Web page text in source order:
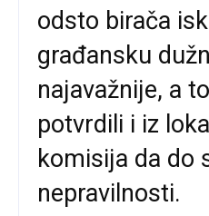
odsto birača
građansku
najavažnije, a
potvrdili i iz
komisija da do
nepravilnosti.